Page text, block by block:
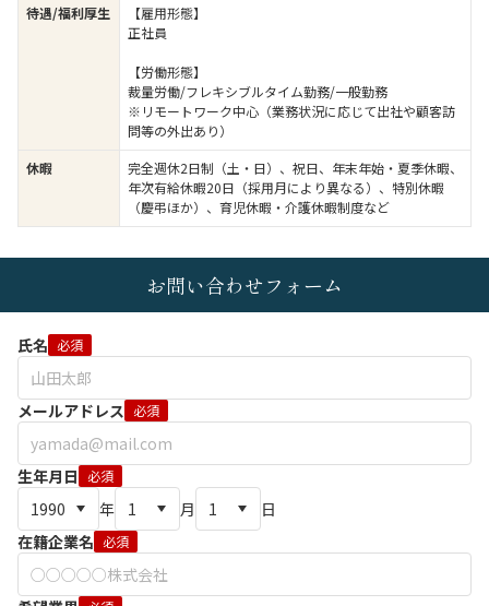
待遇/福利厚生
【雇用形態】
正社員
【労働形態】
裁量労働/フレキシブルタイム勤務/一般勤務
※リモートワーク中心（業務状況に応じて出社や顧客訪
問等の外出あり）
休暇
完全週休2日制（土・日）、祝日、年末年始・夏季休暇、
年次有給休暇20日（採用月により異なる）、特別休暇
（慶弔ほか）、育児休暇・介護休暇制度など
お問い合わせフォーム
氏名 必須
メールアドレス 必須
生年月日 必須
年 月
日
在籍企業名 必須